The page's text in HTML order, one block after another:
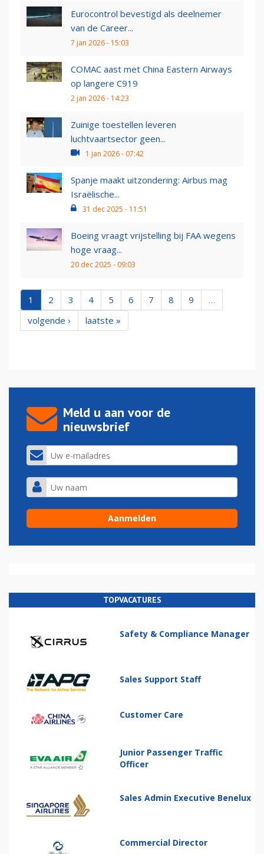
Eurocontrol bevestigd als deelnemer
van de Career...
7 jan 2026 - 15:03
COMAC aast met China Eastern Airways
op langere C919
2 jan 2026 - 14:23
Zuinige toestellen leveren
luchtvaartsector geen...
1 jan 2026 - 07:42
Spanje maakt uitzondering: Airbus mag
Israëlische...
31 dec 2025 - 11:51
Boeing vraagt vrijstelling bij FAA wegens
hoge vraag...
20 dec 2025 - 09:03
1 2 3 4 5 6 7 8 9
…
volgende ›
laatste »
Meld u aan voor de
nieuwsbrief
TOPVACATURES
Safety & Compliance Manager
Sales Support Staff
Customer Care
Junior Passenger Traffic
Officer
Sales Admin Executive Benelux
Commercial Director